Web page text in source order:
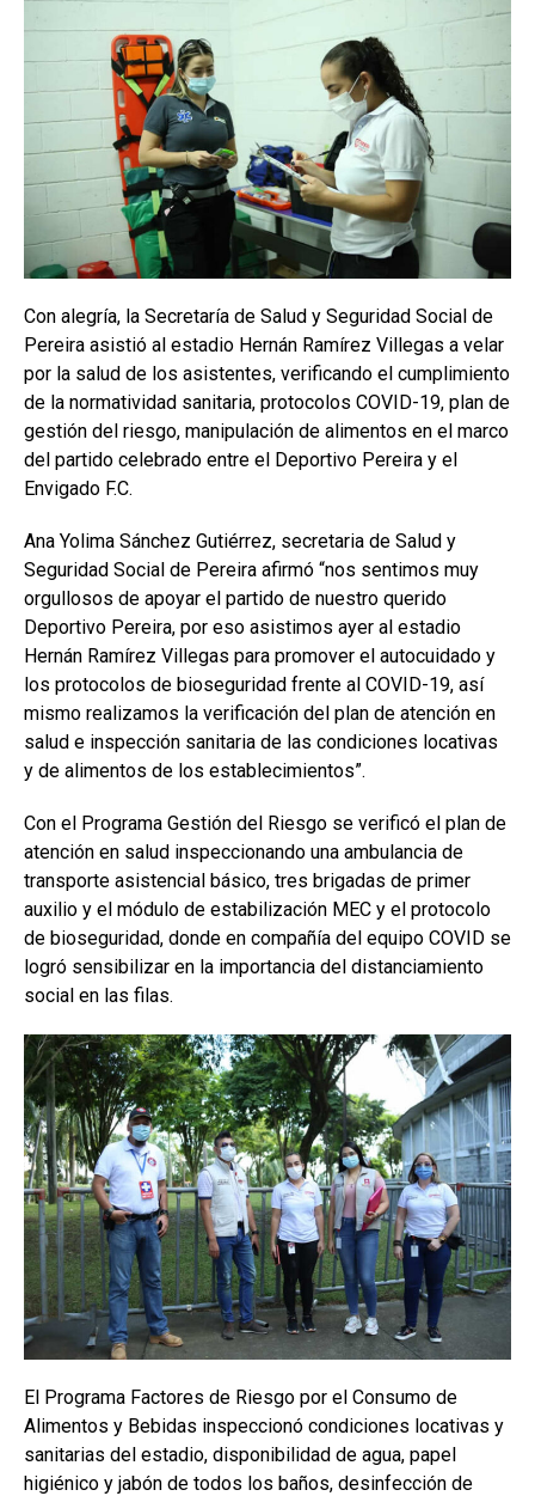
Con alegría, la Secretaría de Salud y Seguridad Social de
Pereira asistió al estadio Hernán Ramírez Villegas a velar
por la salud de los asistentes, verificando el cumplimiento
de la normatividad sanitaria, protocolos COVID-19, plan de
gestión del riesgo, manipulación de alimentos en el marco
del partido celebrado entre el Deportivo Pereira y el
Envigado F.C.
Ana Yolima Sánchez Gutiérrez, secretaria de Salud y
Seguridad Social de Pereira afirmó “nos sentimos muy
orgullosos de apoyar el partido de nuestro querido
Deportivo Pereira, por eso asistimos ayer al estadio
Hernán Ramírez Villegas para promover el autocuidado y
los protocolos de bioseguridad frente al COVID-19, así
mismo realizamos la verificación del plan de atención en
salud e inspección sanitaria de las condiciones locativas
y de alimentos de los establecimientos”.
Con el Programa Gestión del Riesgo se verificó el plan de
atención en salud inspeccionando una ambulancia de
transporte asistencial básico, tres brigadas de primer
auxilio y el módulo de estabilización MEC y el protocolo
de bioseguridad, donde en compañía del equipo COVID se
logró sensibilizar en la importancia del distanciamiento
social en las filas.
El Programa Factores de Riesgo por el Consumo de
Alimentos y Bebidas inspeccionó condiciones locativas y
sanitarias del estadio, disponibilidad de agua, papel
higiénico y jabón de todos los baños, desinfección de